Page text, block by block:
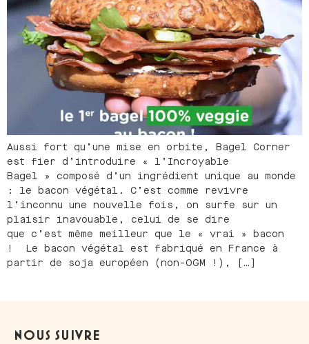
Aussi fort qu’une mise en orbite, Bagel Corner
est fier d’introduire « l’Incroyable
Bagel » composé d’un ingrédient unique au monde
: le bacon végétal. C’est comme revivre
l’inconnu une nouvelle fois, on surfe sur un
plaisir inavouable, celui de se dire
que c’est même meilleur que le « vrai » bacon
! Le bacon végétal est fabriqué en France à
partir de soja européen (non-OGM !), […]
NOUS SUIVRE